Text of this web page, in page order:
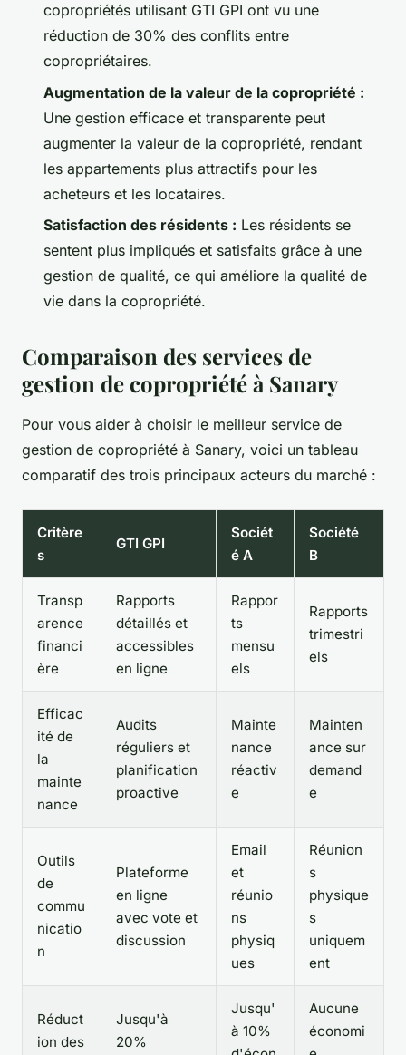
copropriétés utilisant GTI GPI ont vu une
réduction de 30% des conflits entre
copropriétaires.
Augmentation de la valeur de la copropriété :
Une gestion efficace et transparente peut
augmenter la valeur de la copropriété, rendant
les appartements plus attractifs pour les
acheteurs et les locataires.
Satisfaction des résidents : Les résidents se
sentent plus impliqués et satisfaits grâce à une
gestion de qualité, ce qui améliore la qualité de
vie dans la copropriété.
Comparaison des services de
gestion de copropriété à Sanary
Pour vous aider à choisir le meilleur service de
gestion de copropriété à Sanary, voici un tableau
comparatif des trois principaux acteurs du marché :
Critère
s
GTI GPI
Sociét
é A
Société
B
Transp
arence
financi
ère
Rapports
détaillés et
accessibles
en ligne
Rappor
ts
mensu
els
Rapports
trimestri
els
Efficac
ité de
la
mainte
nance
Audits
réguliers et
planification
proactive
Mainte
nance
réactiv
e
Mainten
ance sur
demand
e
Outils
de
commu
nicatio
n
Plateforme
en ligne
avec vote et
discussion
Email
et
réunio
ns
physiq
ues
Réunion
s
physique
s
uniquem
ent
Réduct
ion des
Jusqu'à
20%
Jusqu'
à 10%
Aucune
économi